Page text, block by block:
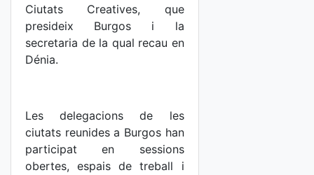
Ciutats Creatives, que
presideix Burgos i la
secretaria de la qual recau en
Dénia.
Les delegacions de les
ciutats reunides a Burgos han
participat en sessions
obertes, espais de treball i